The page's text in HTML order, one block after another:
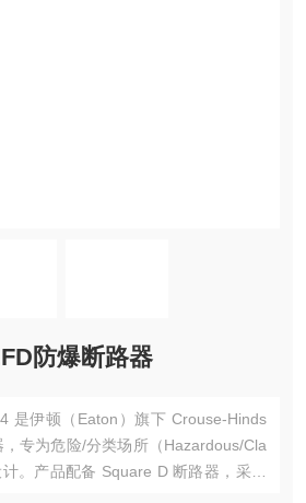
防爆断路器
是伊顿（Eaton）旗下 Crouse-Hinds
专为危险/分类场所（Hazardous/Cla
。产品配备 Square D 断路器，采用